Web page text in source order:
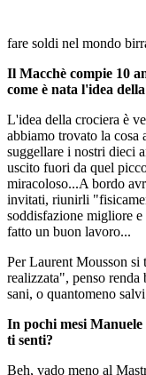
fare soldi nel mondo
Il Macchè compie 10
come è nata l'idea
L'idea della crociera è
abbiamo trovato la cosa
suggellare i nostri dieci
uscito fuori da quel
miracoloso...A bordo
invitati, riunirli
soddisfazione migliore
fatto un buon lavoro...
Per Laurent Mousson si
realizzata", penso
sani, o quantomeno
In pochi mesi Manuele
ti senti?
Beh, vado meno al